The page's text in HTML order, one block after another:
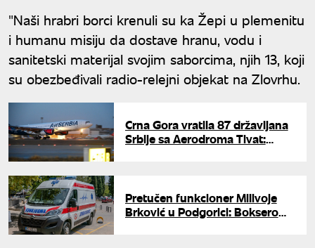
​"Naši hrabri borci krenuli su ka Žepi u plemenitu
i humanu misiju da dostave hranu, vodu i
sanitetski materijal svojim saborcima, njih 13, koji
su obezbeđivali radio-relejni objekat na Zlovrhu.
Crna Gora vratila 87 državljana
Srbije sa Aerodroma Tivat:
Pretučen funkcioner Milivoje
Brković u Podgorici: Bokserom